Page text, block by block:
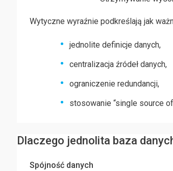
Wytyczne wyraźnie podkreślają jak
jednolite definicje danych,
centralizacja źródeł danych,
ograniczenie redundancji,
stosowanie “single source of
Dlaczego jednolita baza
Spójność danych